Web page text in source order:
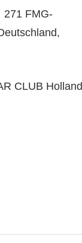
271 FMG-
CLUB Holland